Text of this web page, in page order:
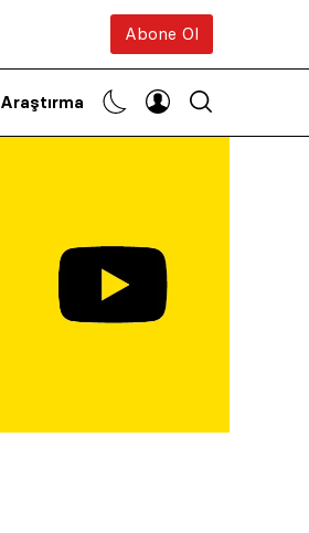
Abone Ol
Araştırma